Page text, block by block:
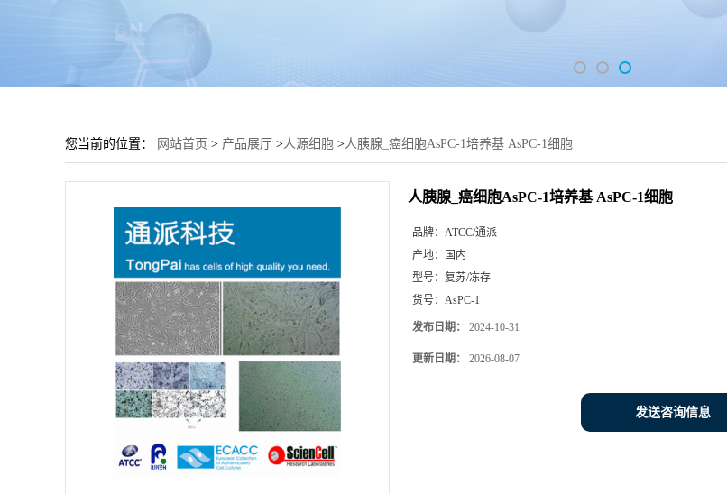
您当前的位置： 网站首页 > 产品展厅 >人源细胞 >人胰腺_癌细胞AsPC-1培养基 AsPC-1细胞
人胰腺_癌细胞AsPC-1培养基 AsPC-1细胞
品牌： ATCC/通派
产地：
国内
型号： 复苏/冻存
货号： AsPC-1
发布日期： 2024-10-31
更新日期： 2026-08-07
发送咨询信息